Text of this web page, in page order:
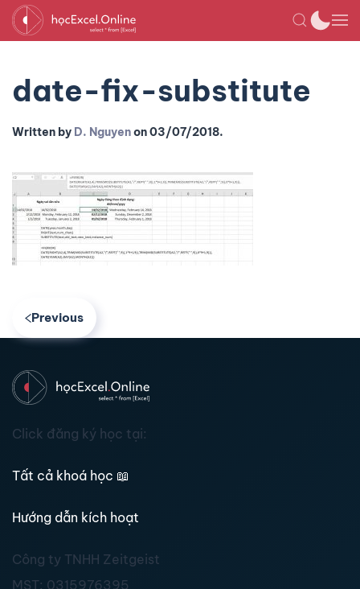
date-fix-substitute
Written by D. Nguyenon03/07/2018.
Previous
Click đăng ký học tại:
Tất cả khoá học 📖
Hướng dẫn kích hoạt
Công ty TNHH Zeitgeist
MST: 0315976395